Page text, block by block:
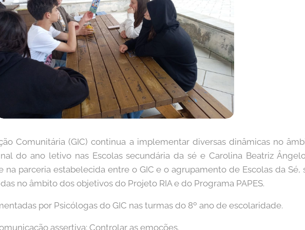
Comunitária (GIC) continua a implementar diversas dinâmicas no
do ano letivo nas Escolas secundária da sé e Carolina Beatriz
na parceria estabelecida entre o GIC e o agrupamento de Escolas da Sé,
no âmbito dos objetivos do Projeto RIA e do Programa PAPES.
por Psicólogas do GIC nas turmas do 8º ano de escolaridade.
assertiva; Controlar as emoções.